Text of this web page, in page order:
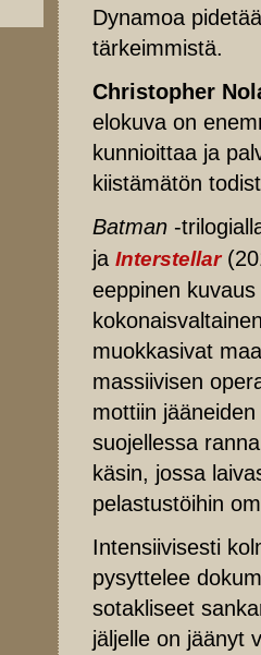
Dynamoa
tärkeimmistä.
Christopher
elokuva on
kunnioittaa ja
kiistämätön
Batman -
ja Interstellar
eeppinen
muokkasivat
massiivisen
mottiin
suojellessa
käsin, jossa
pelastustöihin
Intensiivisesti
pysyttelee
sotakliseet
jäljelle on jäänyt